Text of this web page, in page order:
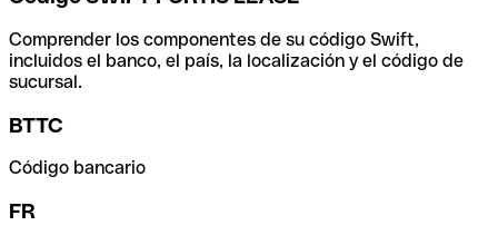
Comprender los componentes de su código Swift,
incluidos el banco, el país, la localización y el código de
sucursal.
BTTC
Código bancario
FR